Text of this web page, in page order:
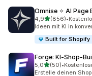
Omnise ✧ AI Page
4,9von 5 Sternen
(856)
856 Rezensionen
•
Ideen mit KI in
Built for Shopify
Forge:
5,0von 5 Sternen
(50)
50 Rezensionen
•
Erstelle deinen